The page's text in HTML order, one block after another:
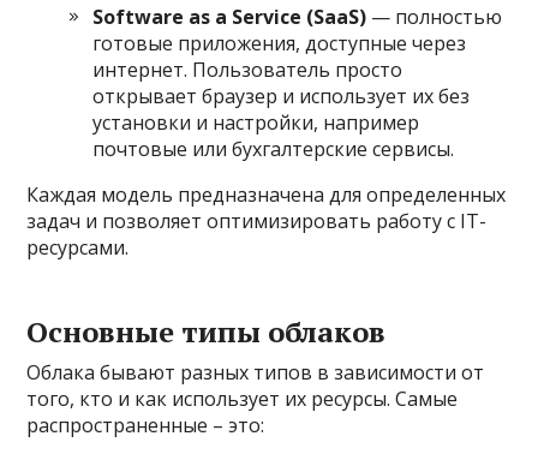
Software as a Service (SaaS) — полностью
готовые приложения, доступные через
интернет. Пользователь просто
открывает браузер и использует их без
установки и настройки, например
почтовые или бухгалтерские сервисы.
Каждая модель предназначена для определенных
задач и позволяет оптимизировать работу с IT-
ресурсами.
Основные типы облаков
Облака бывают разных типов в зависимости от
того, кто и как использует их ресурсы. Самые
распространенные – это: